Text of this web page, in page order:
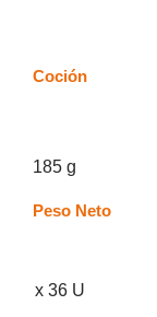
Coción
185 g
Peso Neto
x 36 U